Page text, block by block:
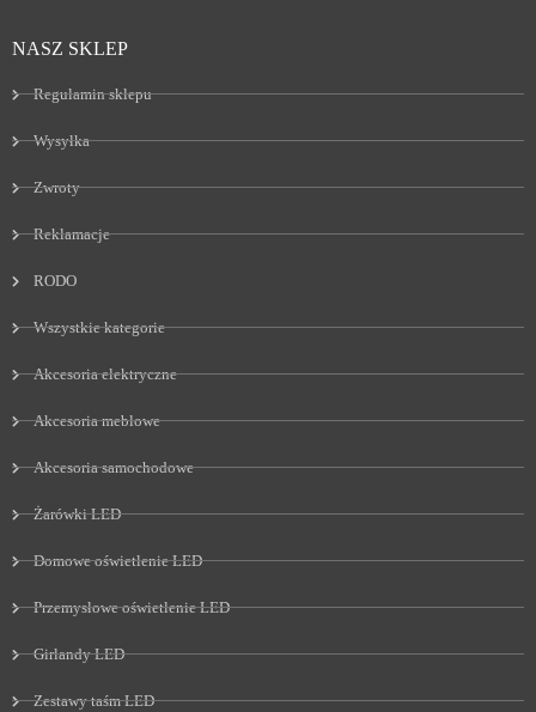
NASZ SKLEP
Regulamin sklepu
Wysyłka
Zwroty
Reklamacje
RODO
Wszystkie kategorie
Akcesoria elektryczne
Akcesoria meblowe
Akcesoria samochodowe
Żarówki LED
Domowe oświetlenie LED
Przemysłowe oświetlenie LED
Girlandy LED
Zestawy taśm LED